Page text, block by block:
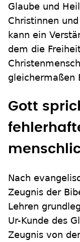
Glaube und
Christinnen
kann ein
dem die
gleichermaßen
Gott
Nach
Zeugnis der
Lehren
Ur-Kunde des
Zeugnis von